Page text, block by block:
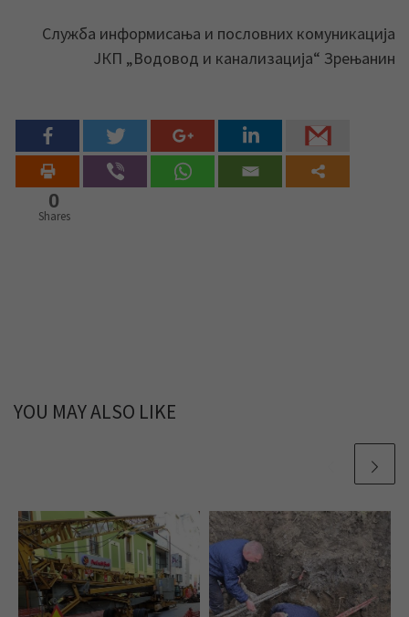
Служба информисања и пословних комуникација
ЈКП „Водовод и канализација“ Зрењанин
0
Shares
YOU MAY ALSO LIKE